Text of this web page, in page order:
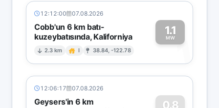
12:12:00 07.08.2026
Cobb'un 6 km batı-
kuzeybatısında, Kaliforniya
2.3 km I 38.84, -122.78
1.1
MW1
12:06:17 07.08.2026
Geysers'in 6 km
0.8